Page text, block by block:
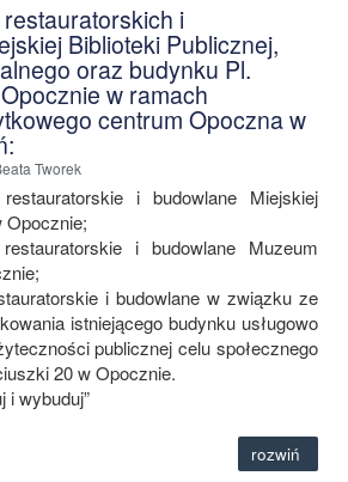
i
Biblioteki Publicznej,
oraz budynku Pl.
w ramach
centrum Opoczna w
Tworek
i budowlane Miejskiej
Opocznie;
i budowlane Muzeum
i budowlane w związku ze
istniejącego budynku usługowo
publicznej celu społecznego
20 w Opocznie.
i wybuduj”
rozwiń